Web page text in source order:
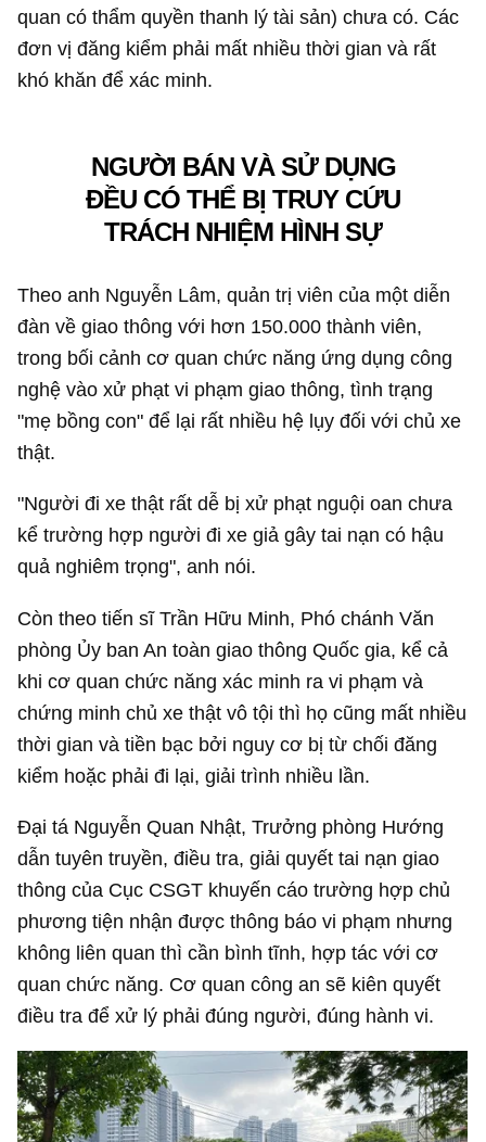
quan có thẩm quyền thanh lý tài sản) chưa có. Các
đơn vị đăng kiểm phải mất nhiều thời gian và rất
khó khăn để xác minh.
NGƯỜI BÁN VÀ SỬ DỤNG
ĐỀU CÓ THỂ BỊ TRUY CỨU
TRÁCH NHIỆM HÌNH SỰ
Theo anh Nguyễn Lâm, quản trị viên của một diễn
đàn về giao thông với hơn 150.000 thành viên,
trong bối cảnh cơ quan chức năng ứng dụng công
nghệ vào xử phạt vi phạm giao thông, tình trạng
"mẹ bồng con" để lại rất nhiều hệ lụy đối với chủ xe
thật.
"Người đi xe thật rất dễ bị xử phạt nguội oan chưa
kể trường hợp người đi xe giả gây tai nạn có hậu
quả nghiêm trọng", anh nói.
Còn theo tiến sĩ Trần Hữu Minh, Phó chánh Văn
phòng Ủy ban An toàn giao thông Quốc gia, kể cả
khi cơ quan chức năng xác minh ra vi phạm và
chứng minh chủ xe thật vô tội thì họ cũng mất nhiều
thời gian và tiền bạc bởi nguy cơ bị từ chối đăng
kiểm hoặc phải đi lại, giải trình nhiều lần.
Đại tá Nguyễn Quan Nhật, Trưởng phòng Hướng
dẫn tuyên truyền, điều tra, giải quyết tai nạn giao
thông của Cục CSGT khuyến cáo trường hợp chủ
phương tiện nhận được thông báo vi phạm nhưng
không liên quan thì cần bình tĩnh, hợp tác với cơ
quan chức năng. Cơ quan công an sẽ kiên quyết
điều tra để xử lý phải đúng người, đúng hành vi.